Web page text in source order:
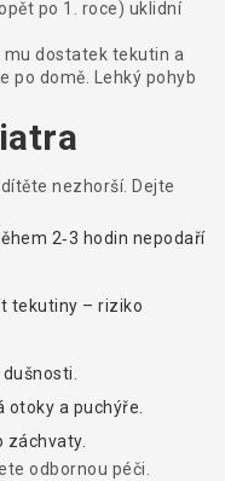
po 1. roce) uklidní
mu dostatek tekutin a
po domě. Lehký pohyb
nezhorší. Dejte
2‑3 hodin nepodaří
tekutiny – riziko
otoky a puchýře.
záchvaty.
odbornou péči.